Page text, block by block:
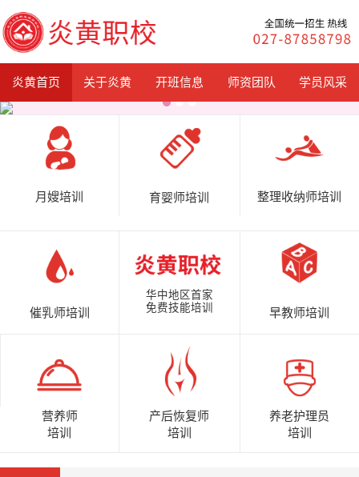
炎黄首页 关于炎黄 开班信息 师资团队 学员风采
月嫂培训 育婴师培训 整理收纳师培训
催乳师培训
华中地区首家
免费技能培训
早教师培训
营养师
培训
产后恢复师
培训
养老护理员
培训